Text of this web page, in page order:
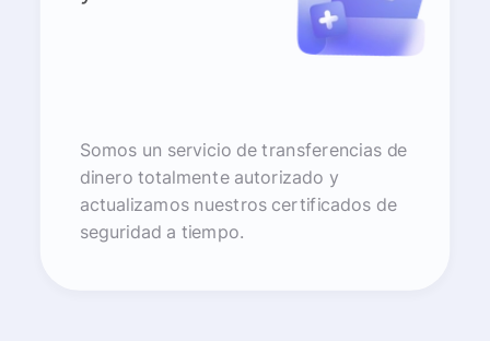
Somos un servicio de transferencias de
dinero totalmente autorizado y
actualizamos nuestros certificados de
seguridad a tiempo.